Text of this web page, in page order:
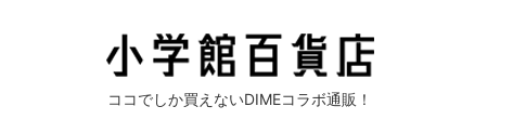
ココでしか買えないDIMEコラボ通販！